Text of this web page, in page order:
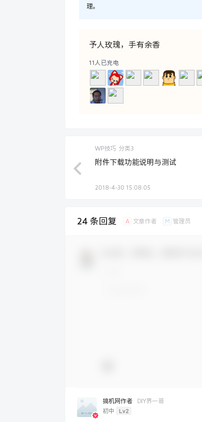
理。
予人玫瑰，手有余香
11 人已充电
WP技巧 分类3
附件下载功能说明与测试
2018-4-30 15:08:05
24 条回复 A 文章作者 M 管理员
搞机网作者
DIY界一哥
初中
Lv2